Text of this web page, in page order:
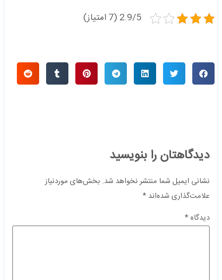
2.9/5 (7 امتیاز)
دیدگاهتان را بنویسید
نشانی ایمیل شما منتشر نخواهد شد. بخش‌های موردنیاز
علامت‌گذاری شده‌اند *
دیدگاه*